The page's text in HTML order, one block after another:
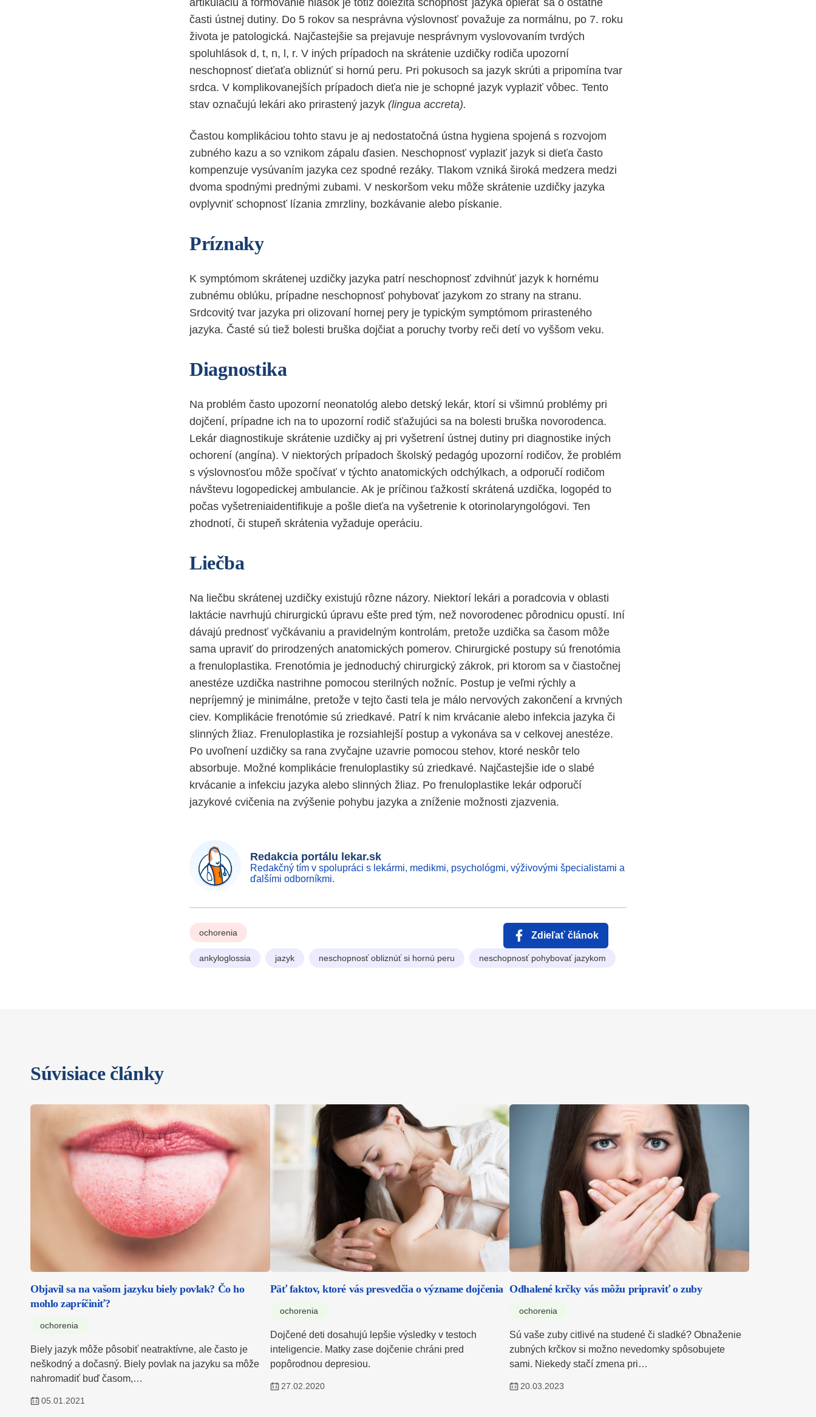
artikuláciu a formovanie hlások je totiž dôležitá schopnosť jazyka opierať sa o ostatné
časti ústnej dutiny. Do 5 rokov sa nesprávna výslovnosť považuje za normálnu, po 7. roku
života je patologická. Najčastejšie sa prejavuje nesprávnym vyslovovaním tvrdých
spoluhlások d, t, n, l, r. V iných prípadoch na skrátenie uzdičky rodiča upozorní
neschopnosť dieťaťa obliznúť si hornú peru. Pri pokusoch sa jazyk skrúti a pripomína tvar
srdca. V komplikovanejších prípadoch dieťa nie je schopné jazyk vyplaziť vôbec. Tento
stav označujú lekári ako prirastený jazyk (lingua accreta).
Častou komplikáciou tohto stavu je aj nedostatočná ústna hygiena spojená s rozvojom
zubného kazu a so vznikom zápalu ďasien. Neschopnosť vyplaziť jazyk si dieťa často
kompenzuje vysúvaním jazyka cez spodné rezáky. Tlakom vzniká široká medzera medzi
dvoma spodnými prednými zubami. V neskoršom veku môže skrátenie uzdičky jazyka
ovplyvniť schopnosť lízania zmrzliny, bozkávanie alebo pískanie.
Príznaky
K symptómom skrátenej uzdičky jazyka patrí neschopnosť zdvihnúť jazyk k hornému
zubnému oblúku, prípadne neschopnosť pohybovať jazykom zo strany na stranu.
Srdcovitý tvar jazyka pri olizovaní hornej pery je typickým symptómom prirasteného
jazyka. Časté sú tiež bolesti bruška dojčiat a poruchy tvorby reči detí vo vyššom veku.
Diagnostika
Na problém často upozorní neonatológ alebo detský lekár, ktorí si všimnú problémy pri
dojčení, prípadne ich na to upozorní rodič sťažujúci sa na bolesti bruška novorodenca.
Lekár diagnostikuje skrátenie uzdičky aj pri vyšetrení ústnej dutiny pri diagnostike iných
ochorení (angína). V niektorých prípadoch školský pedagóg upozorní rodičov, že problém
s výslovnosťou môže spočívať v týchto anatomických odchýlkach, a odporučí rodičom
návštevu logopedickej ambulancie. Ak je príčinou ťažkostí skrátená uzdička, logopéd to
počas vyšetreniaidentifikuje a pošle dieťa na vyšetrenie k otorinolaryngológovi. Ten
zhodnotí, či stupeň skrátenia vyžaduje operáciu.
Liečba
Na liečbu skrátenej uzdičky existujú rôzne názory. Niektorí lekári a poradcovia v oblasti
laktácie navrhujú chirurgickú úpravu ešte pred tým, než novorodenec pôrodnicu opustí. Iní
dávajú prednosť vyčkávaniu a pravidelným kontrolám, pretože uzdička sa časom môže
sama upraviť do prirodzených anatomických pomerov. Chirurgické postupy sú frenotómia
a frenuloplastika. Frenotómia je jednoduchý chirurgický zákrok, pri ktorom sa v čiastočnej
anestéze uzdička nastrihne pomocou sterilných nožníc. Postup je veľmi rýchly a
nepríjemný je minimálne, pretože v tejto časti tela je málo nervových zakončení a krvných
ciev. Komplikácie frenotómie sú zriedkavé. Patrí k nim krvácanie alebo infekcia jazyka či
slinných žliaz. Frenuloplastika je rozsiahlejší postup a vykonáva sa v celkovej anestéze.
Po uvoľnení uzdičky sa rana zvyčajne uzavrie pomocou stehov, ktoré neskôr telo
absorbuje. Možné komplikácie frenuloplastiky sú zriedkavé. Najčastejšie ide o slabé
krvácanie a infekciu jazyka alebo slinných žliaz. Po frenuloplastike lekár odporučí
jazykové cvičenia na zvýšenie pohybu jazyka a zníženie možnosti zjazvenia.
Redakcia portálu lekar.sk
Redakčný tím v spolupráci s lekármi, medikmi, psychológmi, výživovými špecialistami a
ďalšími odborníkmi.
ochorenia Zdieľať článok
ankyloglossia jazyk neschopnosť obliznúť si hornú peru neschopnosť pohybovať jazykom
Súvisiace články
Objavil sa na vašom jazyku biely povlak? Čo ho
mohlo zapríčiniť?
ochorenia
Biely jazyk môže pôsobiť neatraktívne, ale často je
neškodný a dočasný. Biely povlak na jazyku sa môže
nahromadiť buď časom,…
05.01.2021
Päť faktov, ktoré vás presvedčia o význame dojčenia
ochorenia
Dojčené deti dosahujú lepšie výsledky v testoch
inteligencie. Matky zase dojčenie chráni pred
popôrodnou depresiou.
27.02.2020
Odhalené krčky vás môžu pripraviť o zuby
ochorenia
Sú vaše zuby citlivé na studené či sladké? Obnaženie
zubných krčkov si možno nevedomky spôsobujete
sami. Niekedy stačí zmena pri…
20.03.2023